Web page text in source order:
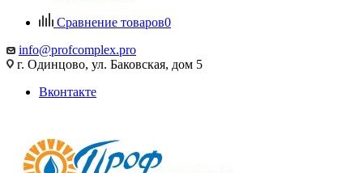
Сравнение товаров0
info@profcomplex.pro
г. Одинцово, ул. Баковская, дом 5
Вконтакте